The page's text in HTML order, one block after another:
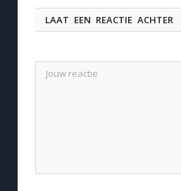
LAAT EEN REACTIE ACHTER